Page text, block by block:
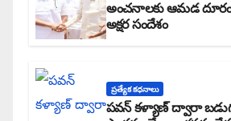
అంచనాలకు ఆమడ
అక్షర సందేశం
ప్రత్యేక కధనాలు
పవన్ కళ్యాణ్ ద్వారా